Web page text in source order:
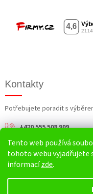
Tento web používá
tohoto webu vyjadřujete
informacízde.
Kontakty
Potřebujete poradit s
+420 555 508 909
info@harv.cz